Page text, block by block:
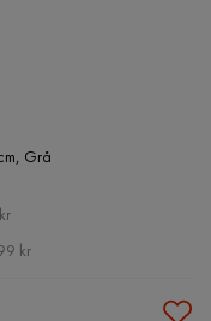
Grå
kr